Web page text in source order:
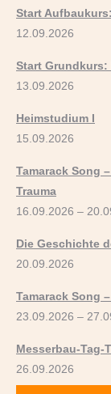
Start
12.09.2026
Start
13.09.2026
Heimstudium I
15.09.2026
Tamarack Song
Trauma
16.09.2026 –
Die Geschichte
20.09.2026
Tamarack Song
23.09.2026 –
Messerbau-Tag-
26.09.2026